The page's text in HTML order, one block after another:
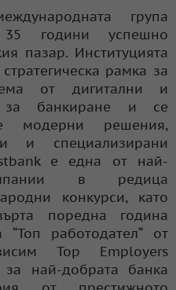
група
години успешно
пазар. Институцията
рамка за
от дигитални и
за банкиране и се
модерни решения,
и специализирани
е една от най-
в редица
конкурси, като
поредна година
“Топ работодател“ от
Top Employers
най-добрата банка